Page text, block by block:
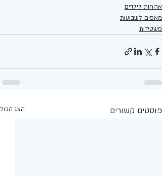
ארוחות לילדים
מאפים לשבועות
פשטידות
פוסטים קשורים הצג הכול